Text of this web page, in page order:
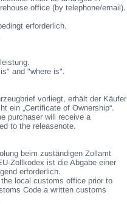
office (by telephone/email).
erforderlich.
and "where is".
vorliegt, erhält der Käufer
ein „Certificate of Ownership“.
purchaser will receive a
to the releasenote.
beim zuständigen Zollamt
Zollkodex ist die Abgabe einer
erforderlich.
local customs office prior to
Code a written customs